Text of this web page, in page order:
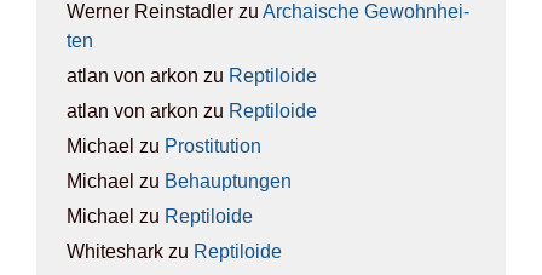
Werner Reinstadler zu Archai­sche Gewohn­hei­
ten
atlan von arkon zu Rep­ti­lo­ide
atlan von arkon zu Rep­ti­lo­ide
Michael zu Pro­sti­tu­ti­on
Michael zu Behaup­tun­gen
Michael zu Rep­ti­lo­ide
Whiteshark zu Rep­ti­lo­ide